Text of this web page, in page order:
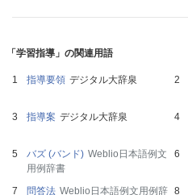
「学習指導」の関連用語
指導要領 デジタル大辞泉
指導案 デジタル大辞泉
バズ (バンド) Weblio日本語例文
用例辞書
問答法 Weblio日本語例文用例辞